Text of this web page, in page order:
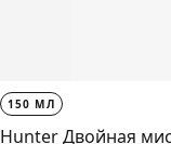
150 МЛ
Hunter Двойная